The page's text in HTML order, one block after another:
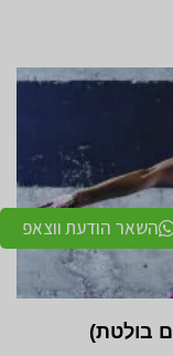
בולטת)
השאר הודעת ווצאפ